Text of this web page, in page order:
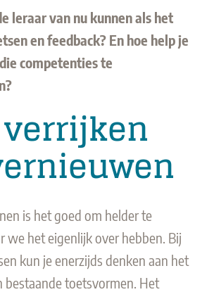
leraar van nu kunnen als het
en feedback? En hoe help je
competenties te
is het goed om helder te
we het eigenlijk over hebben. Bij
kun je enerzijds denken aan het
bestaande toetsvormen. Het